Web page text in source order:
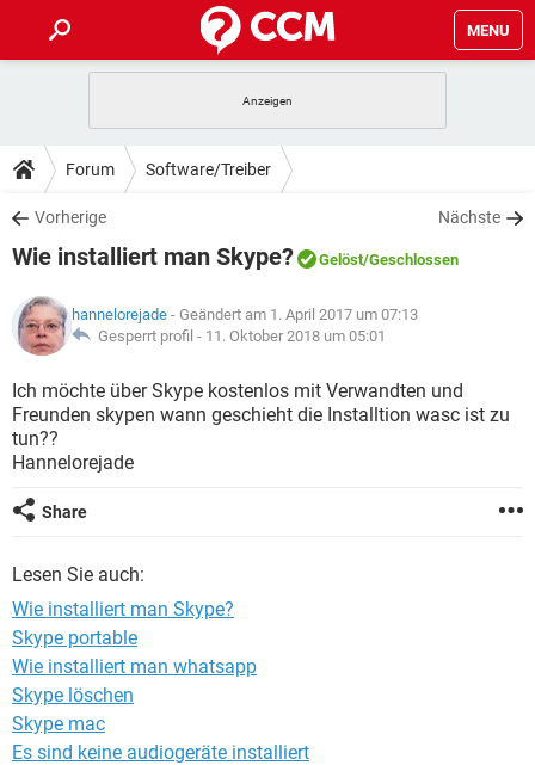
MENU
ANDROID IOS
WINDOWS 10
WHATSAPP TIKTOK
FACEBOOK
TIPPS & TRICKS
SPIELE
WHATSAPP TIKTOK
FACEBOOK
DOWNLOADS
SPIELE STREAMING
ANDROID
WINDOWS 10 INSTAGRAM
WHATSAPP TIKTOK
FACEBOOK HARDWARE
SPIELE STREAMING
ANDROID
WINDOWS 10 INSTAGRAM
WHATSAPP
LEXIKON
SPIELE STREAMING
ANDROID IOS
WINDOWS 10
WHATSAPP
Forum Software/Treiber
Vorherige Nächste
Wie installiert man Skype? Gelöst/Geschlossen
hannelorejade - Geändert am 1. April 2017 um 07:13
Gesperrt profil - 11. Oktober 2018 um 05:01
Ich möchte über Skype kostenlos mit Verwandten und
Freunden skypen wann geschieht die Installtion wasc ist zu
tun??
Hannelorejade
Share
Lesen Sie auch:
Wie installiert man Skype?
Skype portable
Wie installiert man whatsapp
Skype löschen
Skype mac
Es sind keine audiogeräte installiert